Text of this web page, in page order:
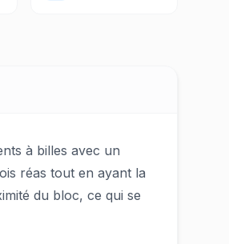
à billes avec un
réas tout en ayant la
du bloc, ce qui se